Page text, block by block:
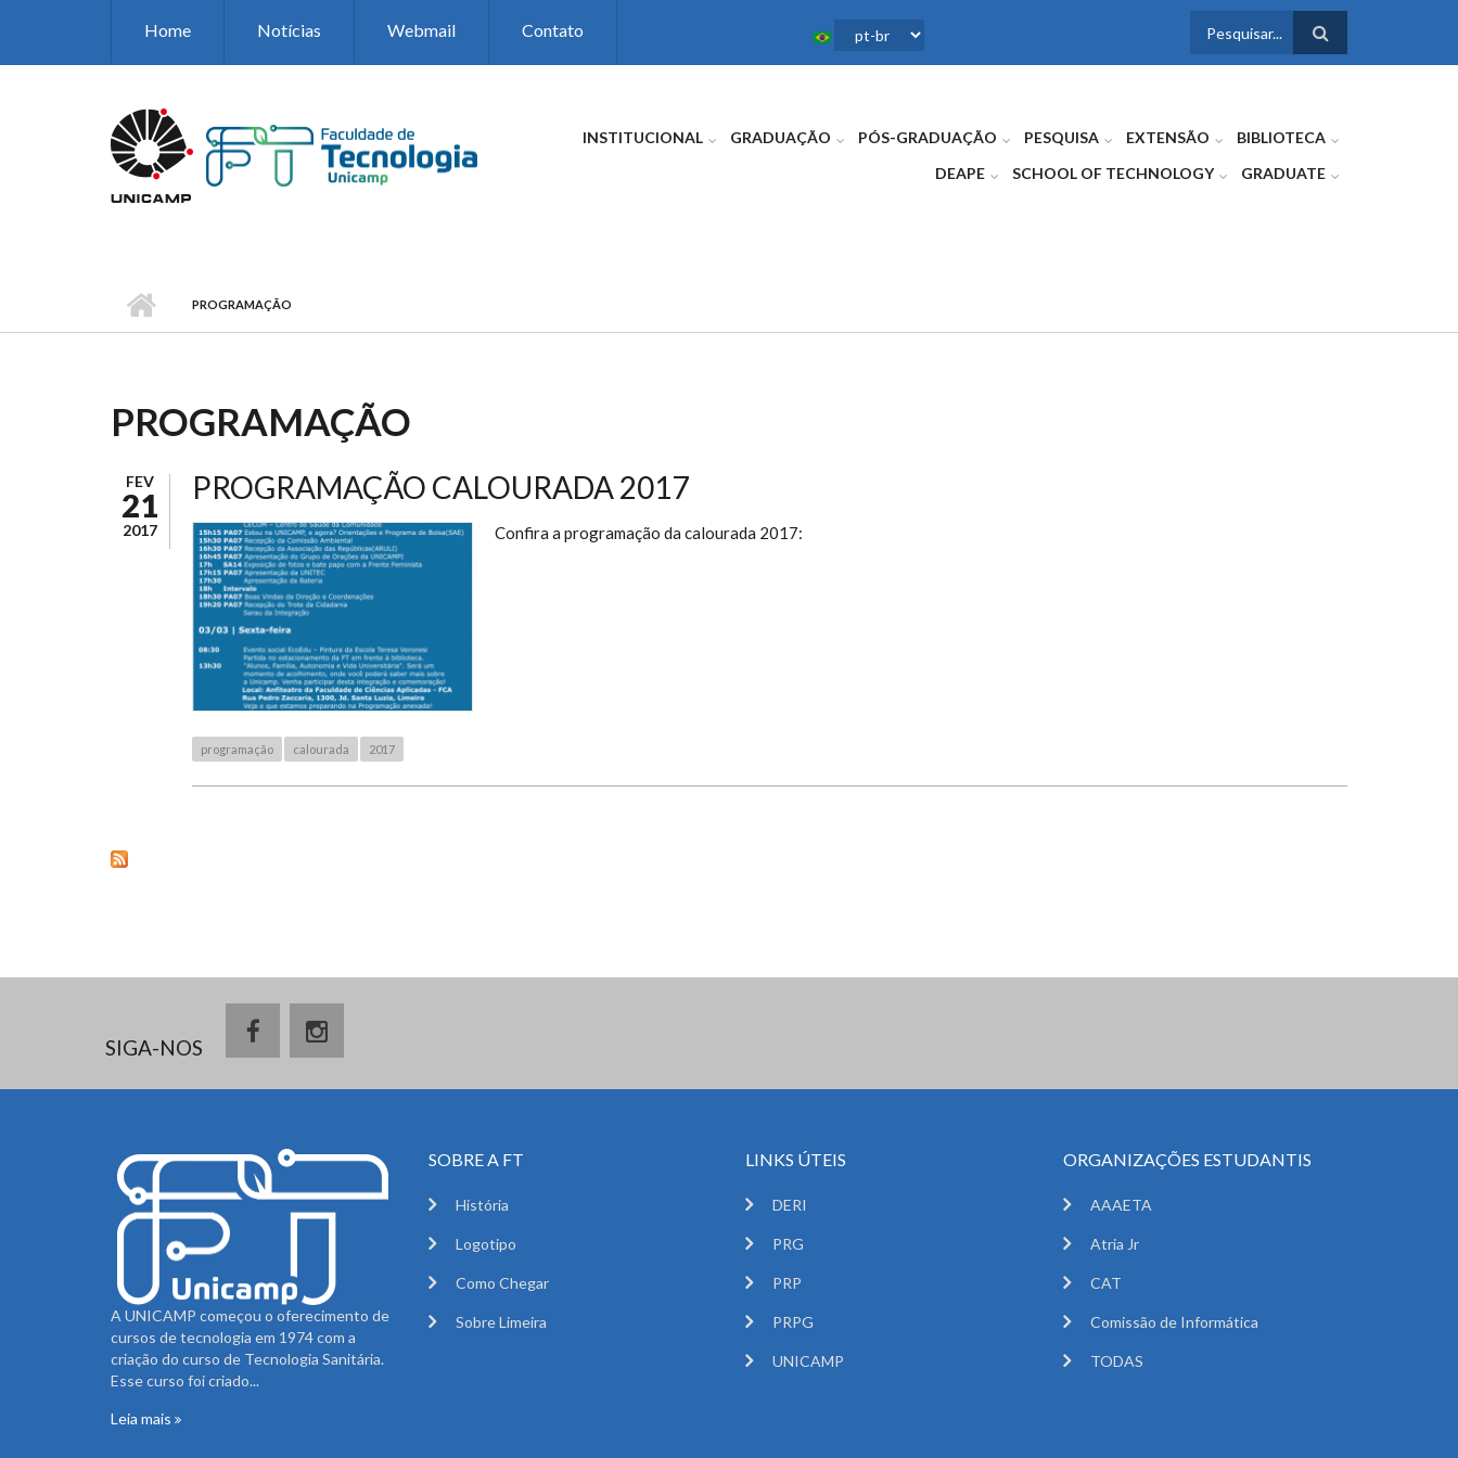
Home Notícias Webmail Contato
FORMULÁRIO
INSTITUCIONAL GRADUAÇÃO PÓS-GRADUAÇÃO PESQUISA EXTENSÃO
BIBLIOTECA
DEAPE
SCHOOL OF TECHNOLOGY GRADUATE
PROGRAMAÇÃO
PROGRAMAÇÃO
FEV
21
2017
PROGRAMAÇÃO CALOURADA 2017
Confira a programação da calourada 2017:
programação calourada 2017
SIGA-NOS
A UNICAMP começou o oferecimento de
cursos de tecnologia em 1974 com a
criação do curso de Tecnologia Sanitária.
Esse curso foi criado...
Leia mais
SOBRE A FT
História
Logotipo
Como Chegar
Sobre Limeira
LINKS ÚTEIS
DERI
PRG
PRP
PRPG
UNICAMP
ORGANIZAÇÕES ESTUDANTIS
AAAETA
Atria Jr
CAT
Comissão de Informática
TODAS